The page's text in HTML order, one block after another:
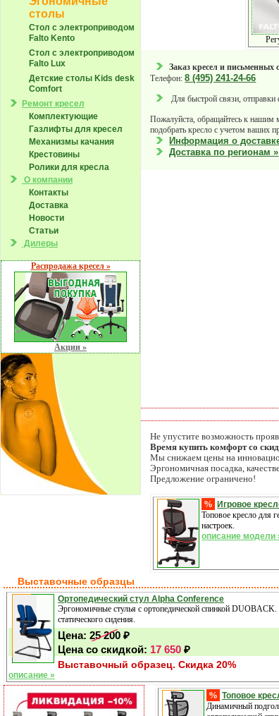
столы
Стол с электроприводом
Falto Kento
Стол с электроприводом
Falto Lux
Детские столы Kids desk
Comfort
Ремонт кресел
Комплектующие
Газлифты для кресел
Механизмы качания
Крестовины
Ролики для кресла
О компании
Контакты
Доставка
Новости
Статьи
Дилеры
Распродажа кресел »
Акции »
Заказ кресел и письменных
Телефон:8 (495) 241-24-66
Для быстрой связи, отправки
Пожалуйста, обращайтесь к нашим
подобрать кресло с учетом ваших
Информация о
Доставка по регионам »
Не упустите возможность
Время купить комфорт со
Мы снижаем цены на
Эргономичная посадка,
Предложение ограничено!
%
Игровое
Топовое кресло для
настроек.
описание модели
Выставочные образцы
Ортопедический стул Alpha Conference
Эргономичные стулья с ортопедической спинкой DUOBACK.
статического сидения.
Цена: 25 200 ₽
Цена со скидкой: 17 650 ₽
Выставочный образец. Скидка 20%
описание »
% Топовое
Динамичный